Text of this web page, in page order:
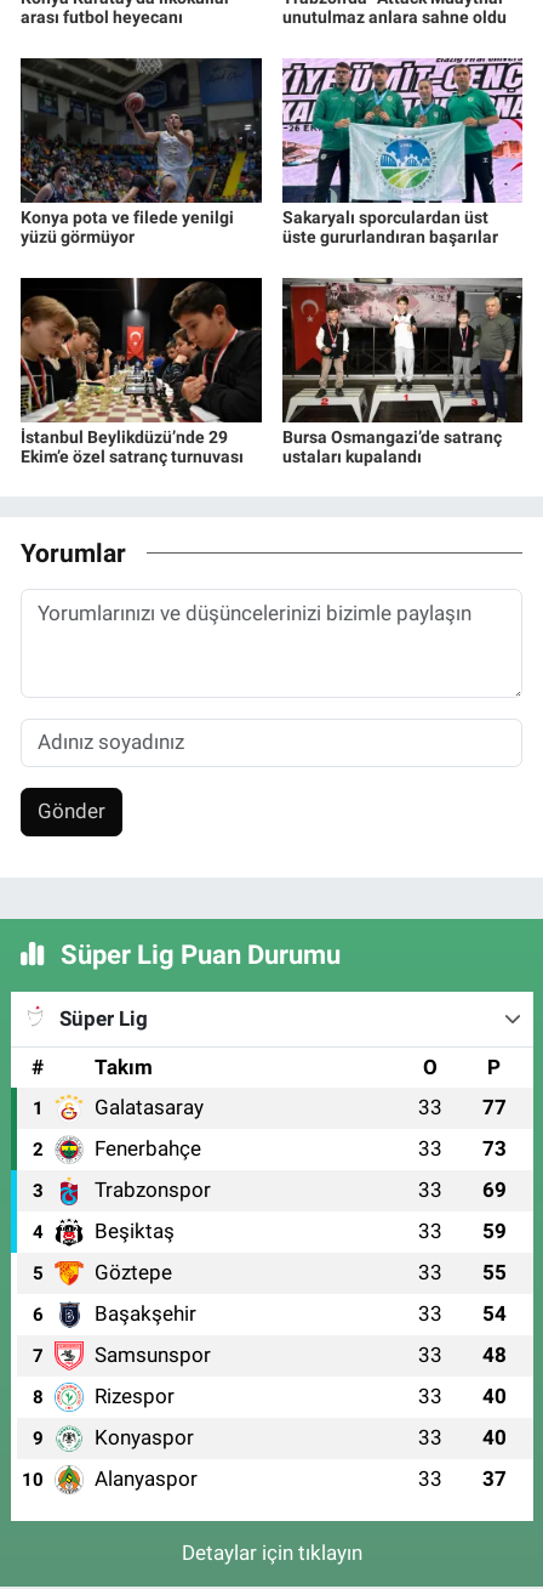
arası futbol heyecanı
unutulmaz anlara sahne oldu
Konya pota ve filede yenilgi
yüzü görmüyor
Sakaryalı sporculardan üst
üste gururlandıran başarılar
İstanbul Beylikdüzü’nde 29
Ekim’e özel satranç turnuvası
Bursa Osmangazi’de satranç
ustaları kupalandı
Yorumlar
Gönder
Süper Lig Puan Durumu
Süper Lig
#
Takım O P
1 Galatasaray 33 77
2 Fenerbahçe 33 73
3 Trabzonspor 33 69
4 Beşiktaş 33 59
5 Göztepe 33 55
6 Başakşehir 33 54
7 Samsunspor 33 48
8 Rizespor 33 40
9 Konyaspor 33 40
10 Alanyaspor 33 37
Detaylar için tıklayın